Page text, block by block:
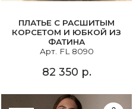
ПЛАТЬЕ С РАСШИТЫМ
КОРСЕТОМ И ЮБКОЙ ИЗ
ФАТИНА
Арт. FL 8090
82 350 р.